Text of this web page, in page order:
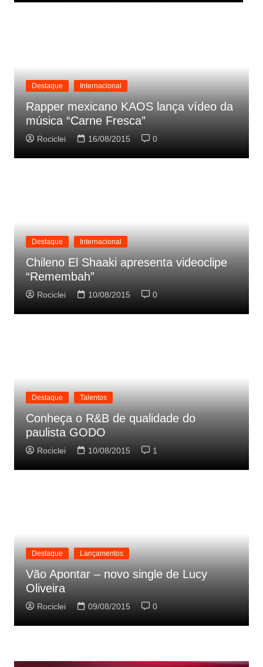
Destaque Internacional
Rapper mexicano KAOS lança vídeo da
música “Carne Fresca”
Rociclei 16/08/2015 0
Destaque Internacional
Chileno El Shaaki apresenta videoclipe
“Remembah”
Rociclei 10/08/2015 0
Destaque Talentos
Conheça o R&B de qualidade do
paulista GODO
Rociclei 10/08/2015 1
Destaque Lançamentos
Vão Apontar – novo single de Lucy
Oliveira
Rociclei 09/08/2015 0